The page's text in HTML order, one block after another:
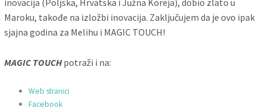
inovacija (Poljska, Hrvatska i Južna Koreja), dobio zlato u
Maroku, takođe na izložbi inovacija. Zaključujem da je ovo ipak
sjajna godina za Melihu i MAGIC TOUCH!
MAGIC TOUCHpotraži i na:
Web stranici
Facebook